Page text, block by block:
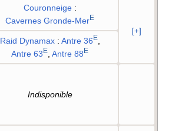
Couronneige :
Cavernes Gronde-MerE
[+]
Raid Dynamax : Antre 36 E,
Antre 63 E Antre 88 E
Indisponible